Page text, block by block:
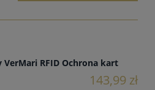
RFID Ochrona kart
143,99 zł